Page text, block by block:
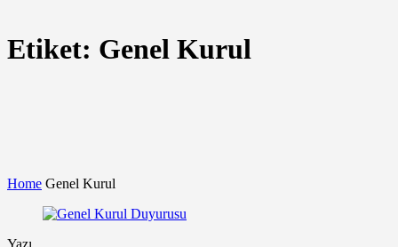
Etiket: Genel Kurul
Home Genel Kurul
Yazı